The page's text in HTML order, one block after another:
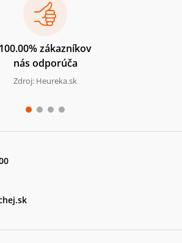
100.00% zákazníkov
nás odporúča
Zdroj: Heureka.sk